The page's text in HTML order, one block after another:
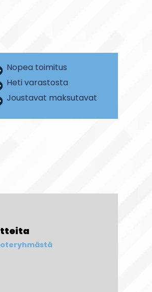
Nopea toimitus
Heti varastosta
Joustavat maksutavat